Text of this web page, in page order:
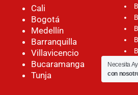
Cali
Bogotá
Medellín
Barranquilla
Villavicencio
Bucaramanga
Tunja
Necesita
con